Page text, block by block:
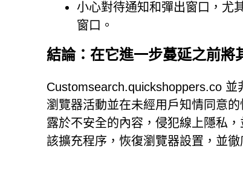
小心對待通知和彈出窗口，尤
窗口。
結論：在它進一步蔓延之前將
Customsearch.quickshoppers.co
瀏覽器活動並在未經用戶知情同意
露於不安全的內容，侵犯線上隱私
該擴充程序，恢復瀏覽器設置，並